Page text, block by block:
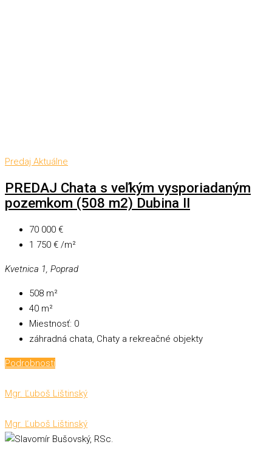
Predaj Aktuálne
PREDAJ Chata s veľkým vysporiadaným
pozemkom (508 m2) Dubina II
70 000 €
1 750 € /m²
Kvetnica 1, Poprad
508 m²
40 m²
Miestnosť: 0
záhradná chata, Chaty a rekreačné objekty
Podrobnosti
Mgr. Ľuboš Lištinský
Mgr. Ľuboš Lištinský